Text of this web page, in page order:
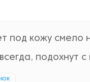
под кожу смело
подохнут с